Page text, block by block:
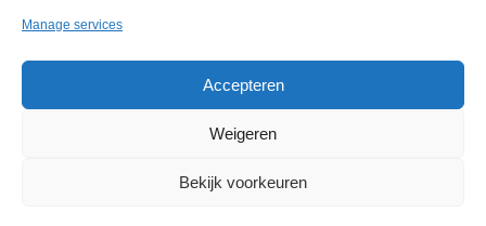
Manage services
Accepteren
Weigeren
Bekijk voorkeuren
Privacyverklaring
Gegevensverwerking
Cookiebeleid (EU)